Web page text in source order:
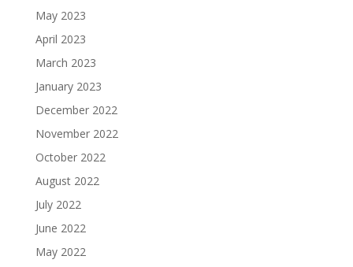
May 2023
April 2023
March 2023
January 2023
December 2022
November 2022
October 2022
August 2022
July 2022
June 2022
May 2022